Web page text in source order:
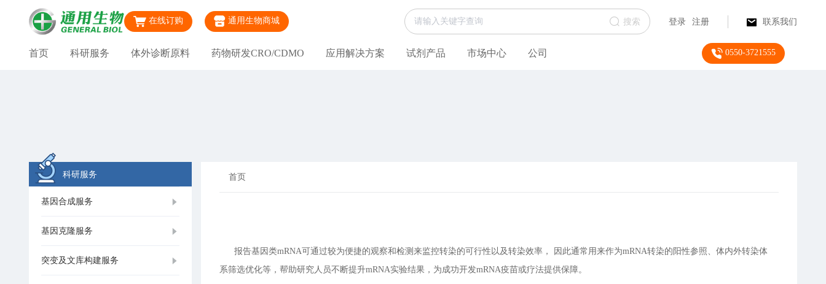
在线订购 通用生物商城 搜索 登录 注册 联系我们
首页 科研服务 体外诊断原料 药物研发CRO/CDMO 应用解决方案 试剂产品 市场中心 公司 0550-3721555
科研服务
基因合成服务
基因克隆服务
突变及文库构建服务
首页
报告基因类mRNA可通过较为便捷的观察和检测来监控转染的可行性以及转染效率， 因此通常用来作为mRNA转染的阳性参照、体内外转染体
系筛选优化等，帮助研究人员不断提升mRNA实验结果，为成功开发mRNA疫苗或疗法提供保障。